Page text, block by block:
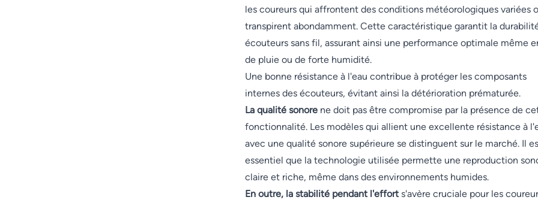
les coureurs qui affrontent des conditions météorologiques variées
transpirent abondamment. Cette caractéristique garantit la
écouteurs sans fil, assurant ainsi une performance optimale même
de pluie ou de forte humidité.
Une bonne résistance à l'eau contribue à protéger les composants
internes des écouteurs, évitant ainsi la détérioration prématurée.
La qualité sonore ne doit pas être compromise par la présence de
fonctionnalité. Les modèles qui allient une excellente résistance à
avec une qualité sonore supérieure se distinguent sur le marché. Il
essentiel que la technologie utilisée permette une reproduction
claire et riche, même dans des environnements humides.
En outre, la stabilité pendant l'effort s'avère cruciale pour les